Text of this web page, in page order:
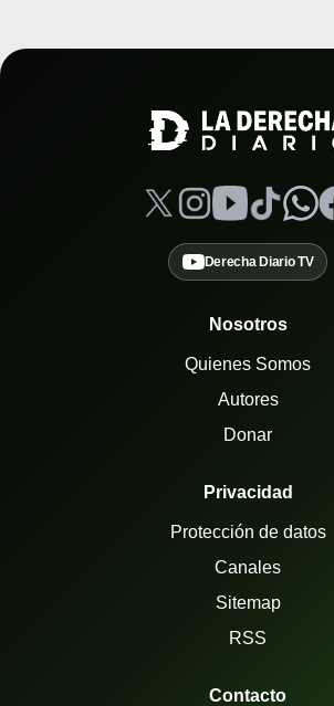
Derecha Diario TV
Nosotros
Quienes Somos
Autores
Donar
Privacidad
Protección de datos
Canales
Sitemap
RSS
Contacto